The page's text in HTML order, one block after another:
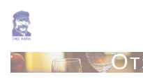
Панель управления cookies